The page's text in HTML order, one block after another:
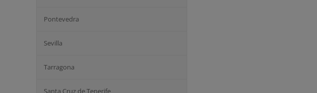
Pontevedra
Sevilla
Tarragona
Santa Cruz de Tenerife